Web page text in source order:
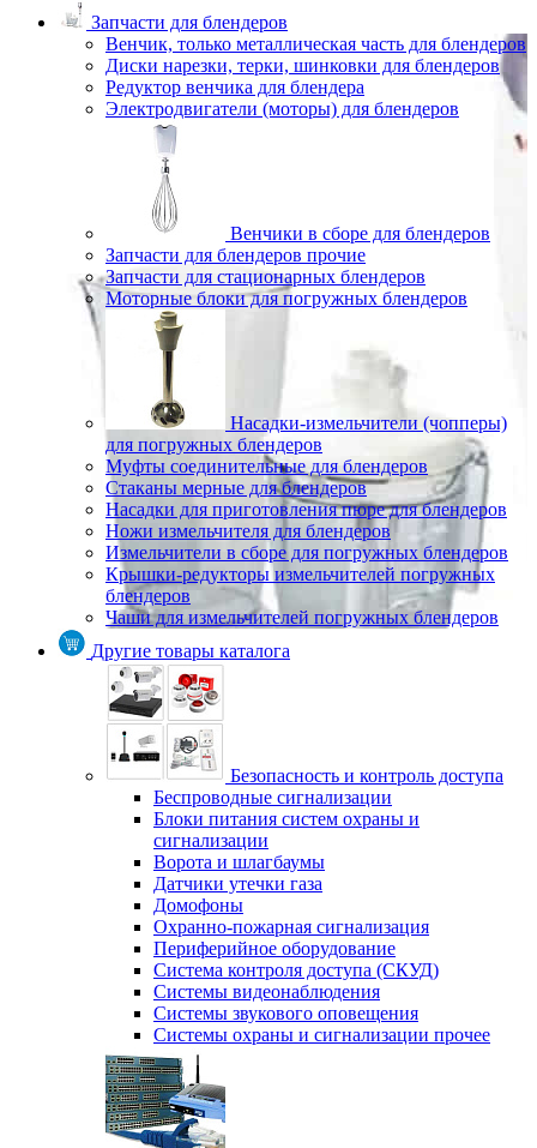
Запчасти для блендеров
Венчик, только металлическая часть для блендеров
Диски нарезки, терки, шинковки для блендеров
Редуктор венчика для блендера
Электродвигатели (моторы) для блендеров
Венчики в сборе для блендеров
Запчасти для блендеров прочие
Запчасти для стационарных блендеров
Моторные блоки для погружных блендеров
Насадки-измельчители (чопперы)
для погружных блендеров
Муфты соединительные для блендеров
Стаканы мерные для блендеров
Насадки для приготовления пюре для блендеров
Ножи измельчителя для блендеров
Измельчители в сборе для погружных блендеров
Крышки-редукторы измельчителей погружных
блендеров
Чаши для измельчителей погружных блендеров
Другие товары каталога
Безопасность и контроль доступа
Беспроводные сигнализации
Блоки питания систем охраны и
сигнализации
Ворота и шлагбаумы
Датчики утечки газа
Домофоны
Охранно-пожарная сигнализация
Периферийное оборудование
Система контроля доступа (СКУД)
Системы видеонаблюдения
Системы звукового оповещения
Системы охраны и сигнализации прочее